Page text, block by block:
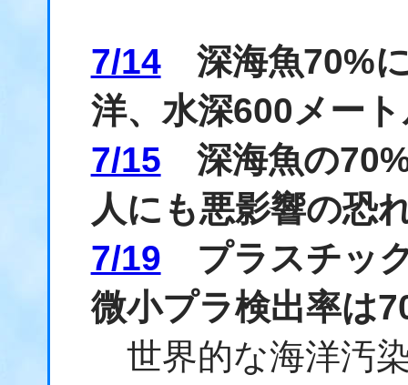
7/14深海魚70%に
洋、水深600メー
7/15 深海魚の
人にも悪影響の恐
7/19 プラスチッ
微小プラ検出率は
世界的な海洋汚